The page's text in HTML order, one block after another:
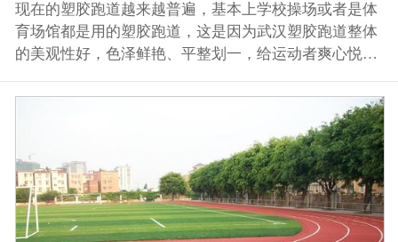
现在的塑胶跑道越来越普遍，基本上学校操场或者是体
育场馆都是用的塑胶跑道，这是因为武汉塑胶跑道整体
的美观性好，色泽鲜艳、平整划一，给运动者爽心悦目
动员产生一个适当的反弹力，可减少体力的消耗，增进
竞赛成绩，同时保护运动员双节剂韧带，减少受伤的危
险。因此武汉塑胶跑道在日常生活中有非常广泛的应
用，但是有的时候我们会发现武汉塑胶跑道出现气泡的
情况，那么武汉塑胶跑道出现气泡的原因有哪些呢？
1、施工时使用的填充料含水率高施工时，由于要控制
流平性加入的稀释剂含水量高，会导致场地起泡。加入